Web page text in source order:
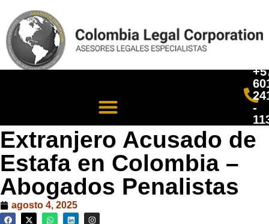
-
Extranjero Acusado de
Estafa en Colombia –
Abogados Penalistas
agosto 4, 2025